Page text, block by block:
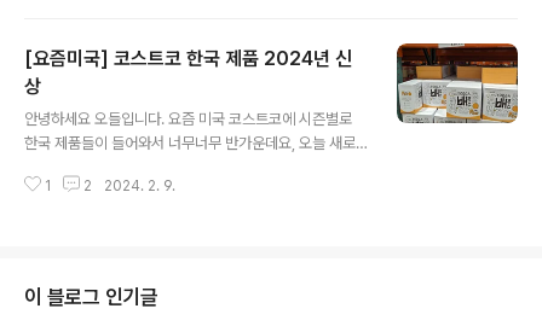
스위프트의 남자친구 소속팀이기도 하죠. 윗사진은 슈퍼볼
감자칩 디스플레이 입니다. 미식축구는 감자칩을 먹으면서
봐야 하니까요! 이건 캔맥주 디스플레이입니다. 종이로 만
들었는데도 제법 그럴싸하네요. 미국 마트는 슈퍼볼같이
큰 스포츠 경기가 있을때 냉동피자, 콜라, 감자칩 등이 엄청
세일해서 이때 쟁여놔야 해요. 발렌타인 데이 풍선 장식도
[요즘미국] 코스트코 한국 제품 2024년 신
상
안녕하세요 오들입니다. 요즘 미국 코스트코에 시즌별로
한국 제품들이 들어와서 너무너무 반가운데요, 오늘 새로
이의 신 라볶이입니다. 이건 보자마자 카트에 담았어요. 3
입니다!! 한국에서는 너무 쉽게 구할 수 있지만 미국에서는
보기 힘든 터라 굉장히 반가웠어요. 10팩에 12.49달러는
1 2 2024. 2. 9.
이 블로그 인기글